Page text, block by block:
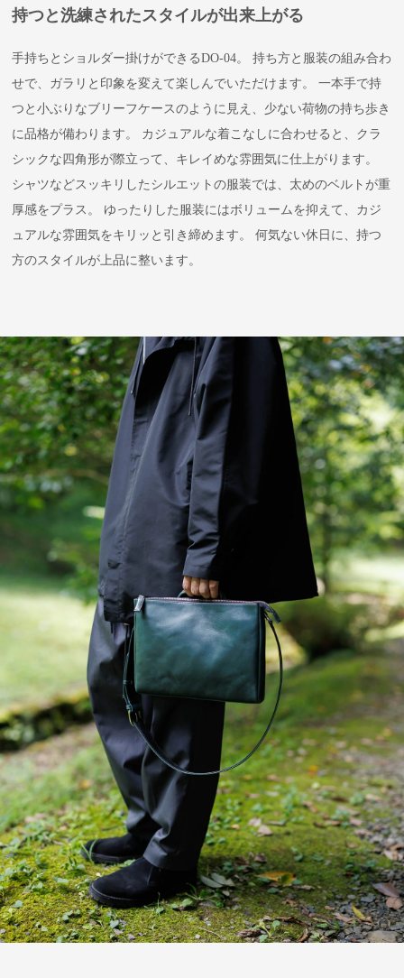
持つと洗練されたスタイルが出来上がる
手持ちとショルダー掛けができるDO-04。 持ち方と服装の組み合わ
せで、ガラリと印象を変えて楽しんでいただけます。 一本手で持
つと小ぶりなブリーフケースのように見え、少ない荷物の持ち歩き
に品格が備わります。 カジュアルな着こなしに合わせると、クラ
シックな四角形が際立って、キレイめな雰囲気に仕上がります。
シャツなどスッキリしたシルエットの服装では、太めのベルトが重
厚感をプラス。 ゆったりした服装にはボリュームを抑えて、カジ
ュアルな雰囲気をキリッと引き締めます。 何気ない休日に、持つ
方のスタイルが上品に整います。